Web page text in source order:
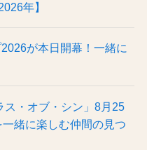
年】
が本日開幕！一緒に
ス・オブ・シン」8月25
緒に楽しむ仲間の見つ